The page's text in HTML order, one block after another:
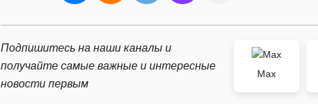
Подпишитесь на наши каналы и
получайте самые важные и интересные
новости первым
Max